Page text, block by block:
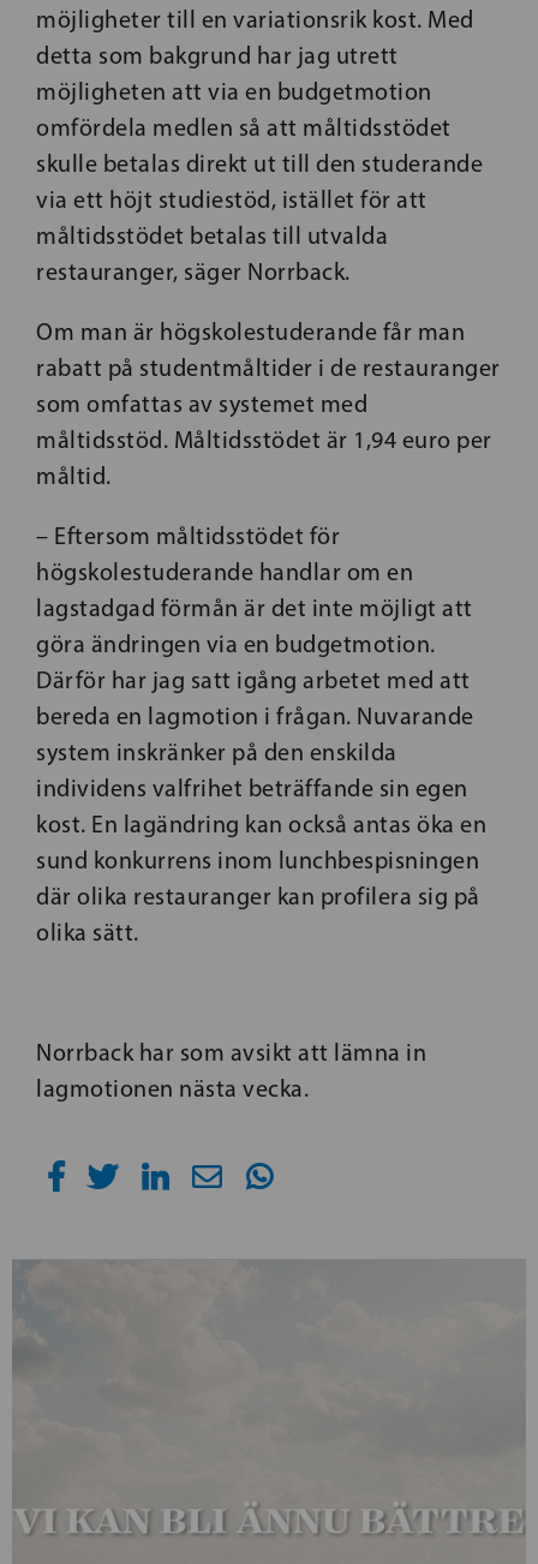
möjligheter till en variationsrik kost. Med
detta som bakgrund har jag utrett
möjligheten att via en budgetmotion
omfördela medlen så att måltidsstödet
skulle betalas direkt ut till den studerande
via ett höjt studiestöd, istället för att
måltidsstödet betalas till utvalda
restauranger, säger Norrback.
Om man är högskolestuderande får man
rabatt på studentmåltider i de restauranger
som omfattas av systemet med
måltidsstöd. Måltidsstödet är 1,94 euro per
måltid.
– Eftersom måltidsstödet för
högskolestuderande handlar om en
lagstadgad förmån är det inte möjligt att
göra ändringen via en budgetmotion.
Därför har jag satt igång arbetet med att
bereda en lagmotion i frågan. Nuvarande
system inskränker på den enskilda
individens valfrihet beträffande sin egen
kost. En lagändring kan också antas öka en
sund konkurrens inom lunchbespisningen
där olika restauranger kan profilera sig på
olika sätt.
Norrback har som avsikt att lämna in
lagmotionen nästa vecka.